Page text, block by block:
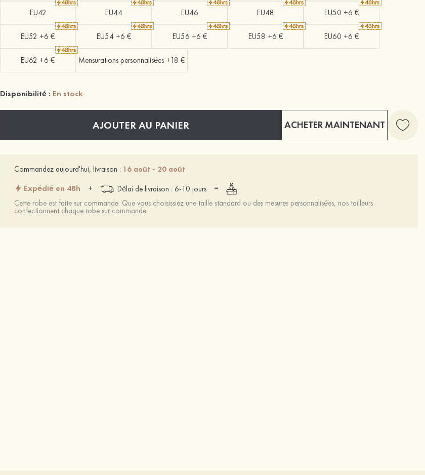
EU42 EU44 EU46 EU48 EU50 +6 €
EU52 +6 € EU54 +6 € EU56 +6 € EU58 +6 € EU60 +6 €
EU62 +6 € Mensurations personnalisées +18 €
Disponibilité : En stock
AJOUTER AU PANIER ACHETER MAINTENANT
Commandez aujourd'hui, livraison : 16 août - 20 août
Expédié en 48h + Délai de livraison : 6-10 jours
=
Cette robe est faite sur commande. Que vous choisissiez une taille standard ou des mesures personnalisées, nos tailleurs
confectionnent chaque robe sur commande.